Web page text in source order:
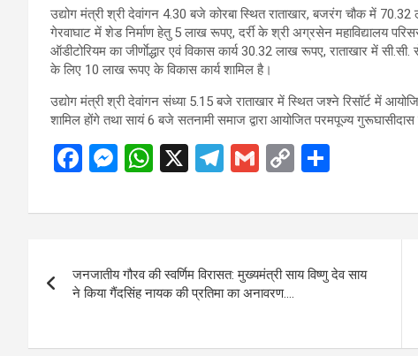
उद्योग मंत्री श्री देवांगन 4.30 बजे कोरबा स्थित राताखार, बजरंग चौक में
गेरवाघाट में शेड निर्माण हेतु 5 लाख रूपए, दर्री के श्री अग्रसेन महाविद्यालय
ऑडीटोरियम का जीर्णाेद्धार एवं विकास कार्य 30.32 लाख रूपए, राताखार में
के लिए 10 लाख रूपए के विकास कार्य शामिल है।
उद्योग मंत्री श्री देवांगन संध्या 5.15 बजे राताखार में स्थित जश्ने रिसॉर्ट में
शामिल होंगे तथा सायं 6 बजे सतनामी समाज द्वारा आयोजित परमपूज्य गुरूघासीदास
F
ce
o
o
M
se
g
er
W
at
A
p
X
T
e
a
m
G
ail
C
py
n
ar
navigation
जनजातीय गौरव की स्वर्णिम विरासत: मुख्यमंत्री साय विष्णु देव साय
ने किया गैंदसिंह नायक की प्रतिमा का अनावरण….